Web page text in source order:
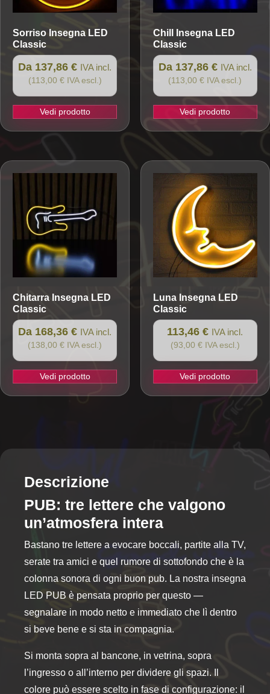
Sorriso Insegna LED
Classic
Da 137,86 € IVA incl.
(113,00 € IVA escl.)
Vedi prodotto
opzioni
possono
essere
scelte
nella
del
prodotto
Chill
Insegna LED
Classic
Da 137,86 € IVA incl.
(113,00 € IVA escl.)
Vedi prodotto
varianti.
opzioni
possono
essere
scelte
nella
del
prodotto
Chitarra Insegna LED
Classic
Da 168,36 € IVA incl.
(138,00 € IVA escl.)
Vedi prodotto
varianti.
opzioni
essere
scelte
pagina
del
prodotto
LunaInsegna LED
Classic
113,46 € IVA incl.
(93,00 € IVA escl.)
Vedi prodotto
Descrizione
PUB: tre lettere che valgono
un’atmosfera intera
Bastano tre lettere a evocare boccali, partite alla TV,
serate tra amici e quel rumore di sottofondo che è la
colonna sonora di ogni buon pub. La nostra insegna
LED PUB è pensata proprio per questo —
segnalare in modo netto e immediato che lì dentro
si beve bene e si sta in compagnia.
Si monta sopra al bancone, in vetrina, sopra
l’ingresso o all’interno per dividere gli spazi. Il
colore può essere scelto in fase di configurazione: il